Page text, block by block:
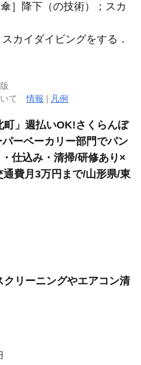
］降下（の技術）；スカ
スカイダイビングをする．
いて情報 | 凡例
」週払いOK!さくらんぼ
ーベーカリー部門でパン
仕込み・清掃/研修あり×
費月3万円まで/山形県/東
リーニングやエアコン清